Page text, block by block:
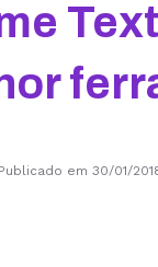
Publicado em 30/01/